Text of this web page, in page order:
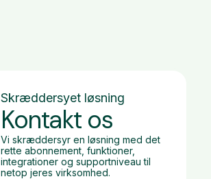
Skræddersyet løsning
Kontakt os
Vi skræddersyr en løsning med det
rette abonnement, funktioner,
integrationer og supportniveau til
netop jeres virksomhed.